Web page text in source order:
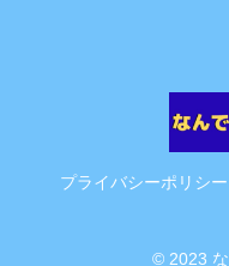
プライバシーポリシー
© 2023 な